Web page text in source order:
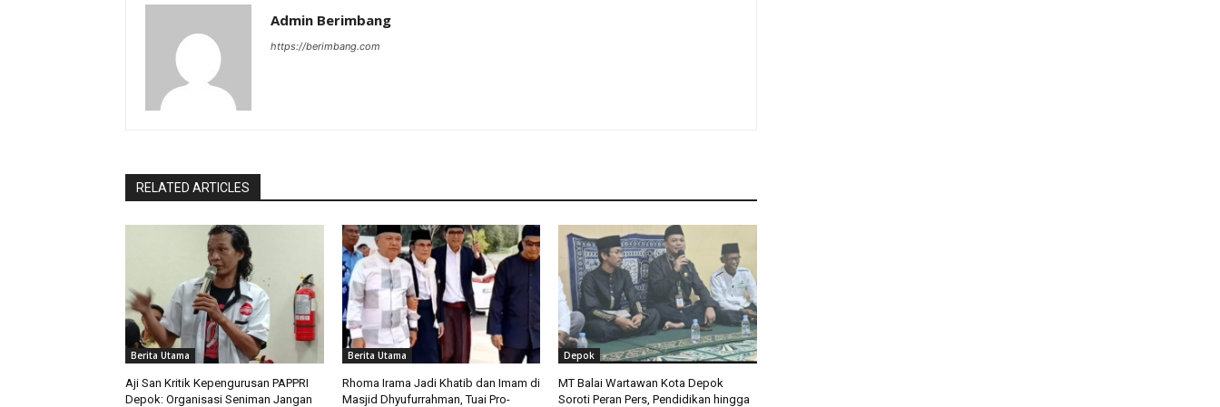
Admin Berimbang
https://berimbang.com
RELATED ARTICLES
Berita Utama
Aji San Kritik Kepengurusan PAPPRI
Depok: Organisasi Seniman Jangan
Berita Utama
Rhoma Irama Jadi Khatib dan Imam di
Masjid Dhyufurrahman, Tuai Pro-
Depok
MT Balai Wartawan Kota Depok
Soroti Peran Pers, Pendidikan hingga